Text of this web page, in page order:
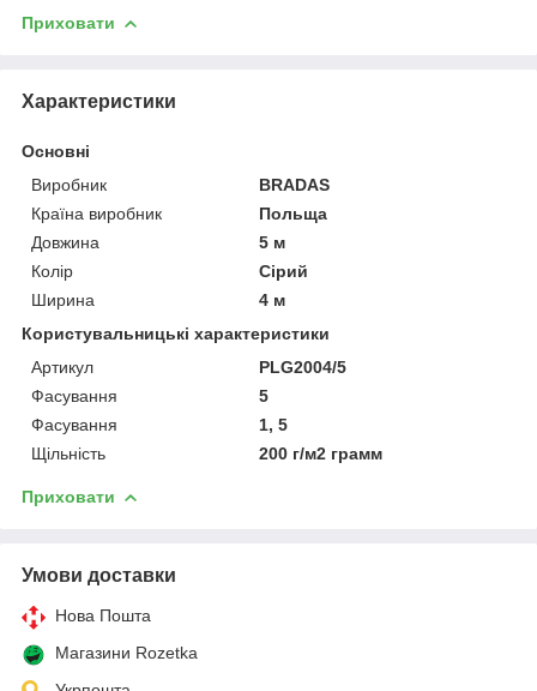
Приховати
Характеристики
Основні
Виробник
BRADAS
Країна виробник
Польща
Довжина
5 м
Колір
Сірий
Ширина
4 м
Користувальницькі характеристики
Артикул
PLG2004/5
Фасування
5
Фасування
1, 5
Щільність
200 г/м2 грамм
Приховати
Умови доставки
Нова Пошта
Магазини Rozetka